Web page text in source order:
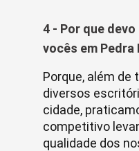
4 - Por que
vocês em Pedra
Porque, além de
diversos
cidade,
competitivo
qualidade dos